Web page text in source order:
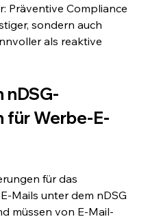
Präventive Compliance
sondern auch
als reaktive
nDSG-
für Werbe-E-
für das
Mails unter dem nDSG
müssen von E-Mail-